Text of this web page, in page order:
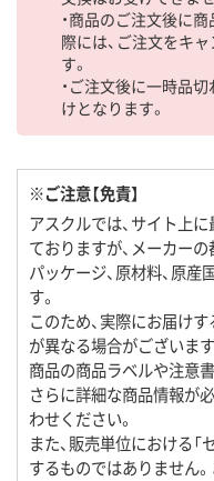
・商品のご注文後に
際には、ご注文をキ
す。
・ご注文後に一時品
けとなります。
※ご注意【免責】
アスクルでは、サイト上
ておりますが、メーカーの
パッケージ、原材料、原
す。
このため、実際にお届け
が異なる場合がございま
商品の商品ラベルや注意
さらに詳細な商品情報が
わせください。
また、販売単位における「
するものではありません